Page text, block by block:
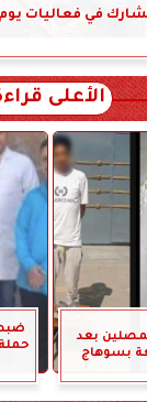
في فعاليات يوم
الأعلى
بعد
بسوهاج